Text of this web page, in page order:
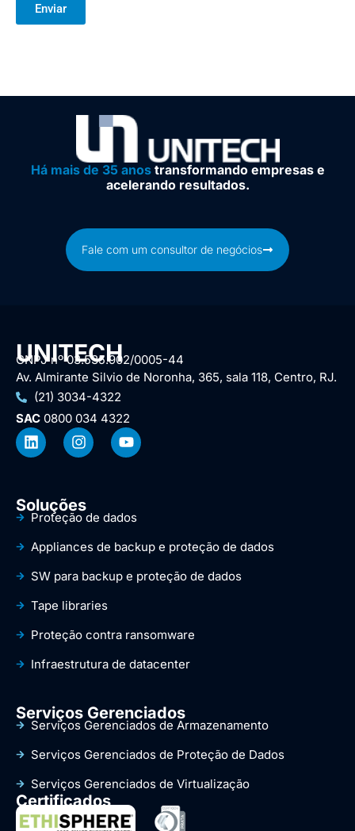
Enviar
Há mais de 35 anostransformando empresas e
acelerando resultados.
Fale com um consultor de negócios
UNITECH
CNPJ nº 03.535.902/0005-44
Av. Almirante Silvio de Noronha, 365, sala 118, Centro, RJ.
(21) 3034-4322
SAC 0800 034 4322
Soluções
Proteção de dados
Appliances de backup e proteção de dados
SW para backup e proteção de dados
Tape libraries
Proteção contra ransomware
Infraestrutura de datacenter
Serviços Gerenciados
Serviços Gerenciados de Armazenamento
Serviços Gerenciados de Proteção de Dados
Serviços Gerenciados de Virtualização
Certificados